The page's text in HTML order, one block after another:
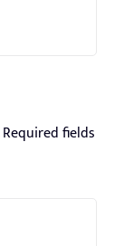
Required fields